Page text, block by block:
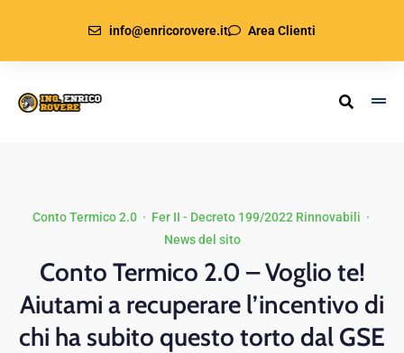
info@enricorovere.it Area Clienti
Conto Termico 2.0· Fer II - Decreto 199/2022 Rinnovabili ·
News del sito
Conto Termico 2.0 – Voglio te!
Aiutami a recuperare l’incentivo di
chi ha subito questo torto dal GSE